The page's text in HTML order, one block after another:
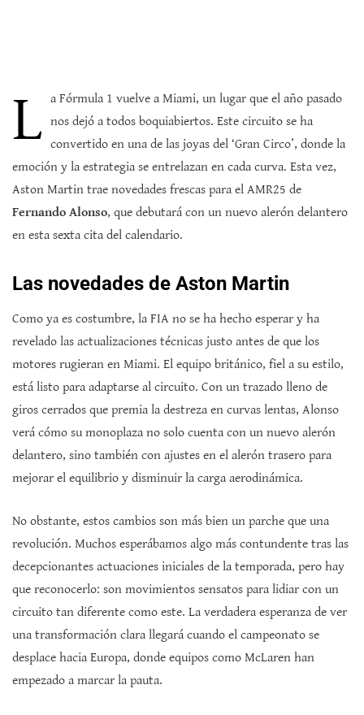
L a Fórmula 1 vuelve a Miami, un lugar que el año pasado
nos dejó a todos boquiabiertos. Este circuito se ha
convertido en una de las joyas del ‘Gran Circo’, donde la
emoción y la estrategia se entrelazan en cada curva. Esta vez,
Aston Martin trae novedades frescas para el AMR25 de
Fernando Alonso, que debutará con un nuevo alerón delantero
en esta sexta cita del calendario.
Las novedades de Aston Martin
Como ya es costumbre, la FIA no se ha hecho esperar y ha
revelado las actualizaciones técnicas justo antes de que los
motores rugieran en Miami. El equipo británico, fiel a su estilo,
está listo para adaptarse al circuito. Con un trazado lleno de
giros cerrados que premia la destreza en curvas lentas, Alonso
verá cómo su monoplaza no solo cuenta con un nuevo alerón
delantero, sino también con ajustes en el alerón trasero para
mejorar el equilibrio y disminuir la carga aerodinámica.
No obstante, estos cambios son más bien un parche que una
revolución. Muchos esperábamos algo más contundente tras las
decepcionantes actuaciones iniciales de la temporada, pero hay
que reconocerlo: son movimientos sensatos para lidiar con un
circuito tan diferente como este. La verdadera esperanza de ver
una transformación clara llegará cuando el campeonato se
desplace hacia Europa, donde equipos como McLaren han
empezado a marcar la pauta.